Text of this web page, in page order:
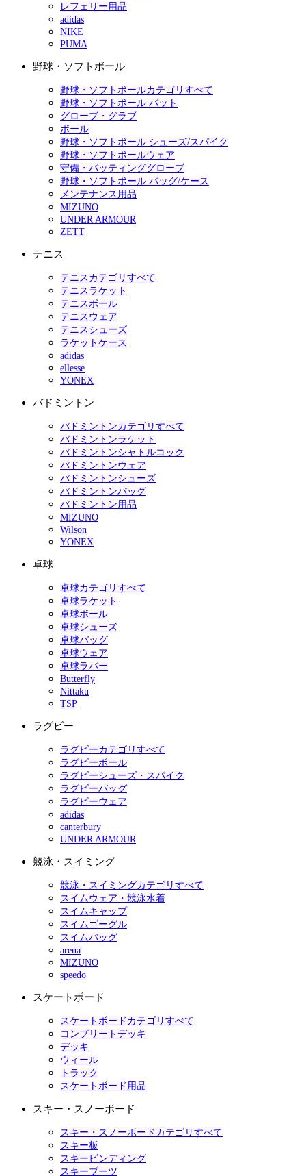
レフェリー用品
adidas
NIKE
PUMA
野球・ソフトボール
野球・ソフトボールカテゴリすべて
野球・ソフトボール バット
グローブ・グラブ
ボール
野球・ソフトボール シューズ/スパイク
野球・ソフトボールウェア
守備・バッティンググローブ
野球・ソフトボール バッグ/ケース
メンテナンス用品
MIZUNO
UNDER ARMOUR
ZETT
テニス
テニスカテゴリすべて
テニスラケット
テニスボール
テニスウェア
テニスシューズ
ラケットケース
adidas
ellesse
YONEX
バドミントン
バドミントンカテゴリすべて
バドミントンラケット
バドミントンシャトルコック
バドミントンウェア
バドミントンシューズ
バドミントンバッグ
バドミントン用品
MIZUNO
Wilson
YONEX
卓球
卓球カテゴリすべて
卓球ラケット
卓球ボール
卓球シューズ
卓球バッグ
卓球ウェア
卓球ラバー
Butterfly
Nittaku
TSP
ラグビー
ラグビーカテゴリすべて
ラグビーボール
ラグビーシューズ・スパイク
ラグビーバッグ
ラグビーウェア
adidas
canterbury
UNDER ARMOUR
競泳・スイミング
競泳・スイミングカテゴリすべて
スイムウェア・競泳水着
スイムキャップ
スイムゴーグル
スイムバッグ
arena
MIZUNO
speedo
スケートボード
スケートボードカテゴリすべて
コンプリートデッキ
デッキ
ウィール
トラック
スケートボード用品
スキー・スノーボード
スキー・スノーボードカテゴリすべて
スキー板
スキービンディング
スキーブーツ